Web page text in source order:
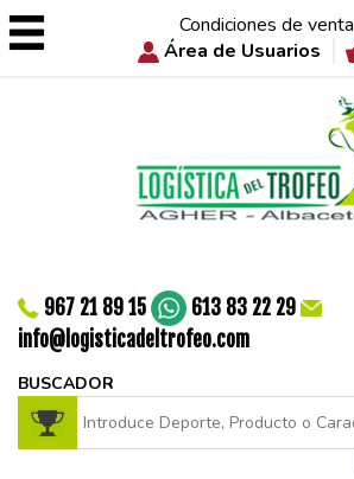
Condiciones de venta
Área de Usuarios
967 21 89 15
613 83 22 29
info@logisticadeltrofeo.com
BUSCADOR